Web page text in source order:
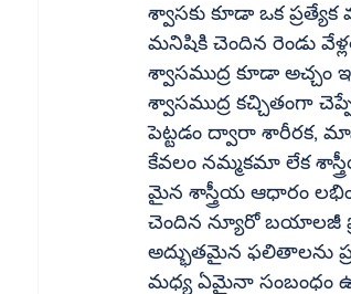
శ్వాసకు కూడా ఒక
మనిషికి చెందిన రెండు
శ్వాసముద్ర కూడా
శ్వాసముద్ర కచ్చితంగా
పెట్టడం ద్వారా శారీరక,
కేవలం నమ్మకమా లేక
మైన శాస్త్రీయ ఆధారం లభించింది. ఇజ్రాయెల్‌కు చెందిన ప్రముఖ
చెందిన న్యూరో బయాలజీ ప్రొఫెసర్‌ నోమ్‌ సోబెల్‌ నేతృత్వంలోని బృందం
అద్భుతమైన ఫలితాలను
మధ్య ఏమైనా సంబంధం